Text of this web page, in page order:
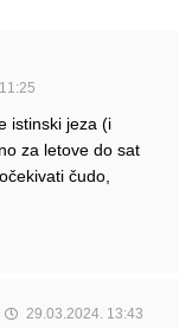
istinski jeza (i
za letove do sat
čudo,
29.03.2024. 13:43